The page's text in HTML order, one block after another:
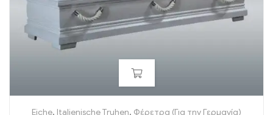
Eiche, Italienische Truhen, Φέρετρα (Για την Γερμανία)